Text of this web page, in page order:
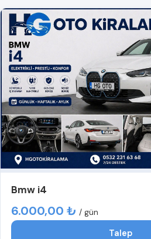
Bmw i4
6.000,00 ₺ / gün
Talep